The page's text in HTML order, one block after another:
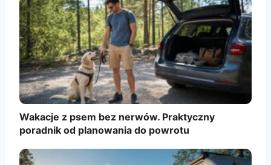
Wakacje z psem bez nerwów. Praktyczny
poradnik od planowania do powrotu